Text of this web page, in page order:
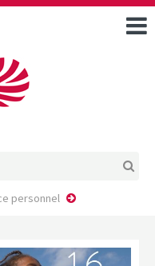
DOSSIERS DE DEMANDE
FAIRE UNE DEMANDE D’AIDE
personnel